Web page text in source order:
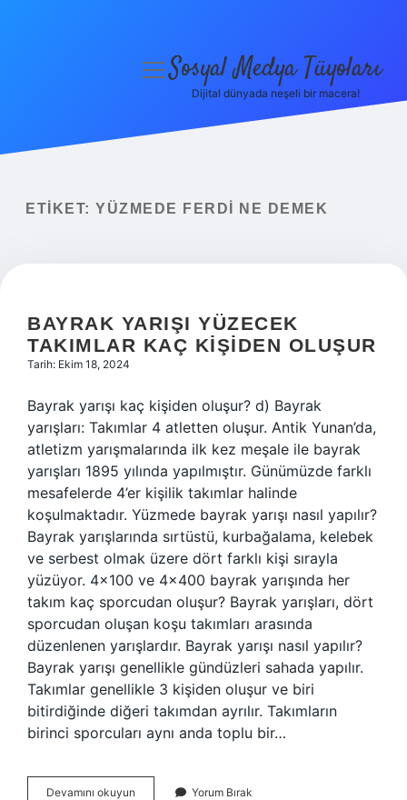
Yasal Uyarı
menüyüSosyal Medya Tüyoları
Dijital dünyada neşeli bir macera!
ETIKET: YÜZMEDE FERDI NE DEMEK
BAYRAK YARIŞI YÜZECEK
TAKIMLAR KAÇ KIŞIDEN OLUŞUR
Tarih: Ekim 18, 2024
Bayrak yarışı kaç kişiden oluşur? d) Bayrak
yarışları: Takımlar 4 atletten oluşur. Antik Yunan’da,
atletizm yarışmalarında ilk kez meşale ile bayrak
yarışları 1895 yılında yapılmıştır. Günümüzde farklı
mesafelerde 4’er kişilik takımlar halinde
koşulmaktadır. Yüzmede bayrak yarışı nasıl yapılır?
Bayrak yarışlarında sırtüstü, kurbağalama, kelebek
ve serbest olmak üzere dört farklı kişi sırayla
yüzüyor. 4×100 ve 4×400 bayrak yarışında her
takım kaç sporcudan oluşur? Bayrak yarışları, dört
sporcudan oluşan koşu takımları arasında
düzenlenen yarışlardır. Bayrak yarışı nasıl yapılır?
Bayrak yarışı genellikle gündüzleri sahada yapılır.
Takımlar genellikle 3 kişiden oluşur ve biri
bitirdiğinde diğeri takımdan ayrılır. Takımların
birinci sporcuları aynı anda toplu bir…
Devamını okuyun Yorum Bırak